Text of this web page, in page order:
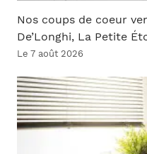
Nos coups de coeur
De’Longhi, La Petite
Le 7 août 2026